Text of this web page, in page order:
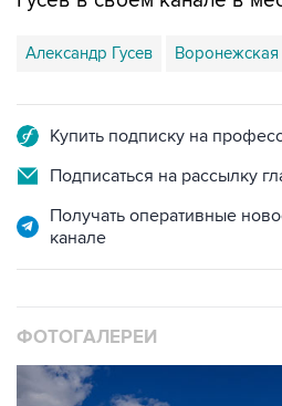
Александр Гусев Воронежская
Купить подписку на
Подписаться на рассылку
Получать оперативные
канале
ФОТОГАЛЕРЕИ